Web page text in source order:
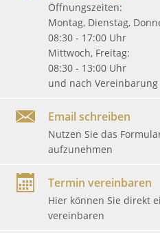
Öffnungszeiten:
Montag, Dienstag,
08:30 - 17:00 Uhr
Mittwoch, Freitag:
08:30 - 13:00 Uhr
und nach Vereinbarung
Email schreiben
Nutzen Sie das
aufzunehmen
Termin vereinbaren
Hier können Sie direkt
vereinbaren